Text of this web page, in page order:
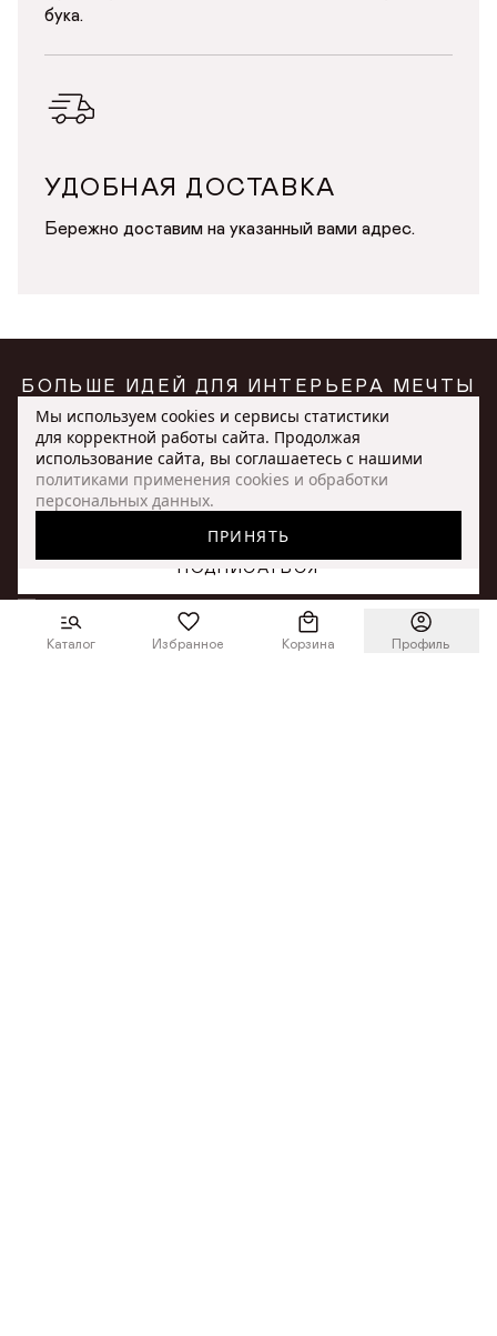
+7 (917) 005-50-50интернет-магазин
ONLINE@ORIMEX.RU
НАПИСАТЬ ДИРЕКТОРУ
ВЫБРАНО
ПРИМЕНИТЬ
СБРОСИТЬ ВСЕ
бука.
УДОБНАЯ ДОСТАВКА
Бережно доставим на указанный вами адрес.
БОЛЬШЕ ИДЕЙ ДЛЯ ИНТЕРЬЕРА МЕЧТЫ
— В НАШЕЙ РАССЫЛКЕ
Отправляя данные, вы соглашаетесь с политикой конфиденциальности
ПОДПИСАТЬСЯ
Я даю согласие на получение рассылок сообщений рекламного
характера
Каталог Избранное Корзина Профиль
Мы используем cookies и сервисы статистики
для корректной работы сайта. Продолжая
использование сайта, вы соглашаетесь с нашими
политиками применения cookies и обработки
персональных данных.
ПРИНЯТЬ